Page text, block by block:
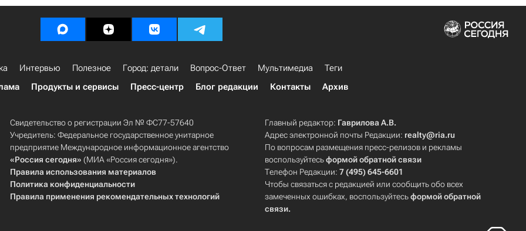
Интервью Полезное Город: детали Вопрос-Ответ Мультимедиа
Теги
Продукты и сервисы Пресс-центр Блог редакции Контакты Архив
Свидетельство о регистрации Эл № ФС77-57640
Учредитель: Федеральное государственное унитарное
предприятие Международное информационное агентство
«Россия сегодня» (МИА «Россия сегодня»).
Правила использования материалов
Политика конфиденциальности
Правила применения рекомендательных технологий
Главный редактор: Гаврилова А.В.
Адрес электронной почты Редакции: realty@ria.ru
По вопросам размещения пресс-релизов и рекламы
воспользуйтесьформой обратной связи
Телефон Редакции:7 (495) 645-6601
Чтобы связаться с редакцией или сообщить обо всех
замеченных ошибках, воспользуйтесьформой обратной
связи.